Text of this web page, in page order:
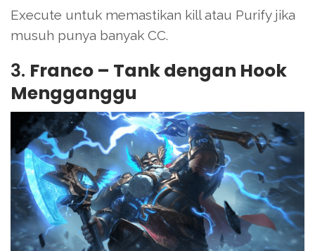
Execute untuk memastikan kill atau Purify jika
musuh punya banyak CC.
3. Franco – Tank dengan Hook
Mengganggu